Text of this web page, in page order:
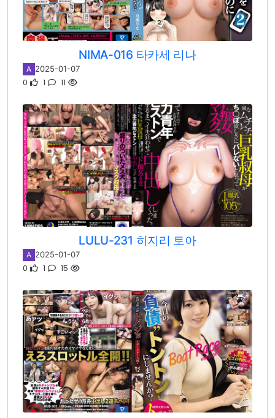
NIMA-016 타카세 리나
A 2025-01-07
0 1 11
LULU-231 히지리 토아
A 2025-01-07
0 1 15